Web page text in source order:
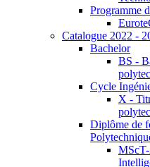
Programme
Catalogue 2022 -
Bachelor
BS -
Cycle
X -
Diplôme de